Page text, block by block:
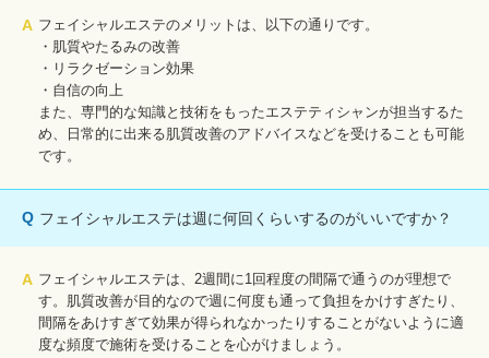
A フェイシャルエステのメリットは、以下の通りです。
・肌質やたるみの改善
・リラクゼーション効果
・自信の向上
また、専門的な知識と技術をもったエステティシャンが担当するた
め、日常的に出来る肌質改善のアドバイスなどを受けることも可能
です。
Q フェイシャルエステは週に何回くらいするのがいいですか？
A フェイシャルエステは、2週間に1回程度の間隔で通うのが理想で
す。肌質改善が目的なので週に何度も通って負担をかけすぎたり、
間隔をあけすぎて効果が得られなかったりすることがないように適
度な頻度で施術を受けることを心がけましょう。